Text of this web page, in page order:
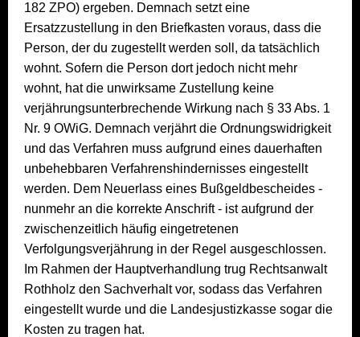
182 ZPO) ergeben. Demnach setzt eine
Ersatzzustellung in den Briefkasten voraus, dass die
Person, der du zugestellt werden soll, da tatsächlich
wohnt. Sofern die Person dort jedoch nicht mehr
wohnt, hat die unwirksame Zustellung keine
verjährungsunterbrechende Wirkung nach § 33 Abs. 1
Nr. 9 OWiG. Demnach verjährt die Ordnungswidrigkeit
und das Verfahren muss aufgrund eines dauerhaften
unbehebbaren Verfahrenshindernisses eingestellt
werden. Dem Neuerlass eines Bußgeldbescheides -
nunmehr an die korrekte Anschrift - ist aufgrund der
zwischenzeitlich häufig eingetretenen
Verfolgungsverjährung in der Regel ausgeschlossen.
Im Rahmen der Hauptverhandlung trug Rechtsanwalt
Rothholz den Sachverhalt vor, sodass das Verfahren
eingestellt wurde und die Landesjustizkasse sogar die
Kosten zu tragen hat.